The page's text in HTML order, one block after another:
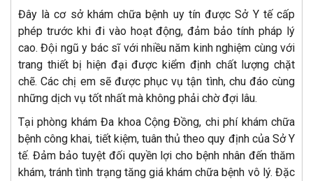
Đây là cơ sở khám chữa bệnh uy tín được Sở Y tế cấp
phép trước khi đi vào hoạt động, đảm bảo tính pháp lý
cao. Đội ngũ y bác sĩ với nhiều năm kinh nghiệm cùng với
trang thiết bị hiện đại được kiểm định chất lượng chặt
chẽ. Các chị em sẽ được phục vụ tận tình, chu đáo cùng
những dịch vụ tốt nhất mà không phải chờ đợi lâu.
Tại phòng khám Đa khoa Cộng Đồng, chi phí khám chữa
bệnh công khai, tiết kiệm, tuân thủ theo quy định của Sở Y
tế. Đảm bảo tuyệt đối quyền lợi cho bệnh nhân đến thăm
khám, tránh tình trạng tăng giá khám chữa bệnh vô lý. Đặc